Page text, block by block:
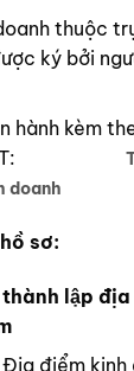
thuộc
ký bởi
hành kèm
doanh
sơ:
lập
điểm kinh